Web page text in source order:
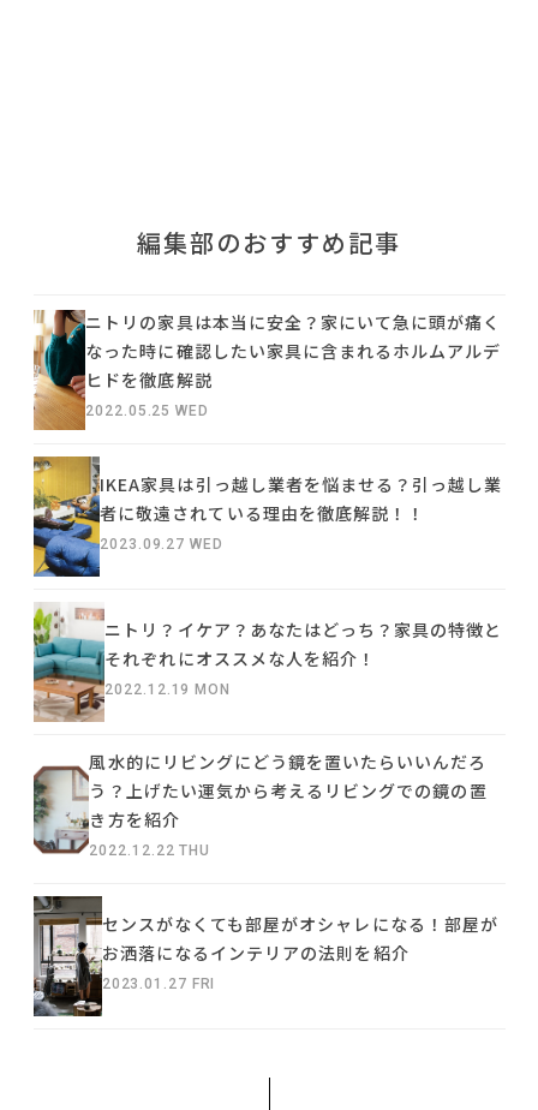
編集部のおすすめ記事
ニトリの家具は本当に安全？家にいて急に頭が痛く
なった時に確認したい家具に含まれるホルムアルデ
ヒドを徹底解説
2022.05.25 WED
IKEA家具は引っ越し業者を悩ませる？引っ越し業
者に敬遠されている理由を徹底解説！！
2023.09.27 WED
ニトリ？イケア？あなたはどっち？家具の特徴と
それぞれにオススメな人を紹介！
2022.12.19 MON
風水的にリビングにどう鏡を置いたらいいんだろ
う？上げたい運気から考えるリビングでの鏡の置
き方を紹介
2022.12.22 THU
センスがなくても部屋がオシャレになる！部屋が
お洒落になるインテリアの法則を紹介
2023.01.27 FRI